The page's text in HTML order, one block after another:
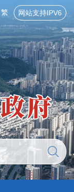
繁 网站支持IPV6